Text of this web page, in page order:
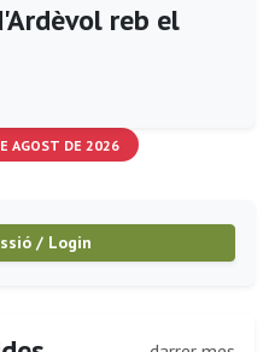
reb el
AGOST DE 2026
/ Login